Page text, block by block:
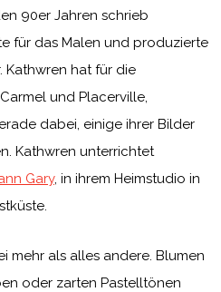
90er Jahren schrieb
für das Malen und produzierte
Kathwren hat für die
und Placerville,
dabei, einige ihrer Bilder
Kathwren unterrichtet
Gary, in ihrem Heimstudio in
mehr als alles andere. Blumen
oder zarten Pastelltönen